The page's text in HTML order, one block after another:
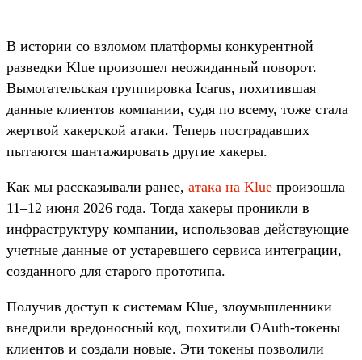
В истории со взломом платформы конкурентной
разведки Klue произошел неожиданный поворот.
Вымогательская группировка Icarus, похитившая
данные клиентов компании, судя по всему, тоже стала
жертвой хакерской атаки. Теперь пострадавших
пытаются шантажировать другие хакеры.
Как мы рассказывали ранее, атака на Klue произошла
11–12 июня 2026 года. Тогда хакеры проникли в
инфраструктуру компании, использовав действующие
учетные данные от устаревшего сервиса интеграции,
созданного для старого прототипа.
Получив доступ к системам Klue, злоумышленники
внедрили вредоносный код, похитили OAuth-токены
клиентов и создали новые. Эти токены позволили